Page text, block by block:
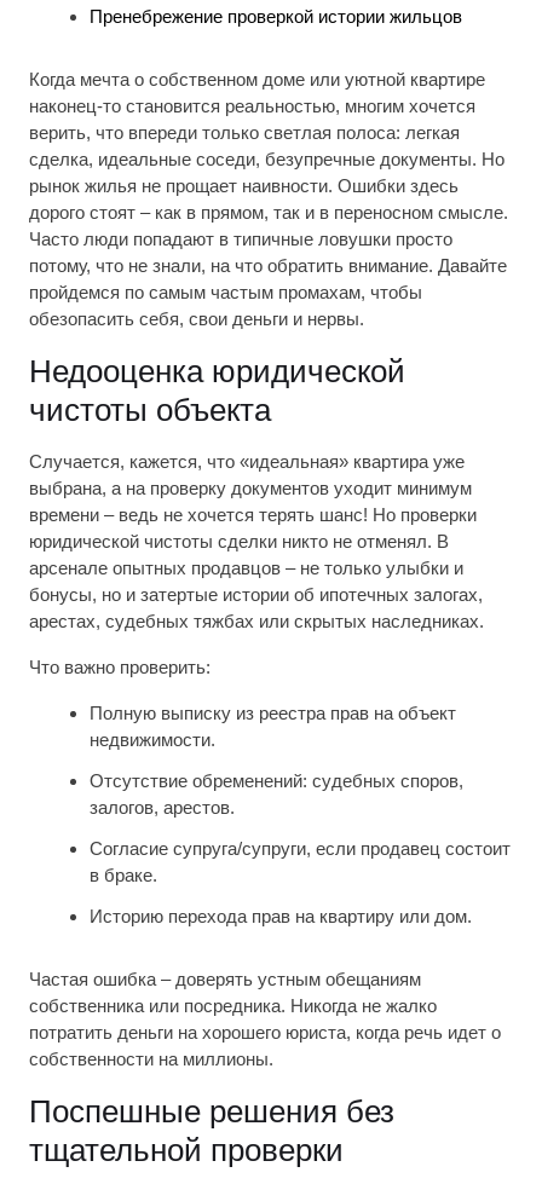
Пренебрежение проверкой истории жильцов
Когда мечта о собственном доме или уютной квартире
наконец-то становится реальностью, многим хочется
верить, что впереди только светлая полоса: легкая
сделка, идеальные соседи, безупречные документы. Но
рынок жилья не прощает наивности. Ошибки здесь
дорого стоят – как в прямом, так и в переносном смысле.
Часто люди попадают в типичные ловушки просто
потому, что не знали, на что обратить внимание. Давайте
пройдемся по самым частым промахам, чтобы
обезопасить себя, свои деньги и нервы.
Недооценка юридической
чистоты объекта
Случается, кажется, что «идеальная» квартира уже
выбрана, а на проверку документов уходит минимум
времени – ведь не хочется терять шанс! Но проверки
юридической чистоты сделки никто не отменял. В
арсенале опытных продавцов – не только улыбки и
бонусы, но и затертые истории об ипотечных залогах,
арестах, судебных тяжбах или скрытых наследниках.
Что важно проверить:
Полную выписку из реестра прав на объект
недвижимости.
Отсутствие обременений: судебных споров,
залогов, арестов.
Согласие супруга/супруги, если продавец состоит
в браке.
Историю перехода прав на квартиру или дом.
Частая ошибка – доверять устным обещаниям
собственника или посредника. Никогда не жалко
потратить деньги на хорошего юриста, когда речь идет о
собственности на миллионы.
Поспешные решения без
тщательной проверки